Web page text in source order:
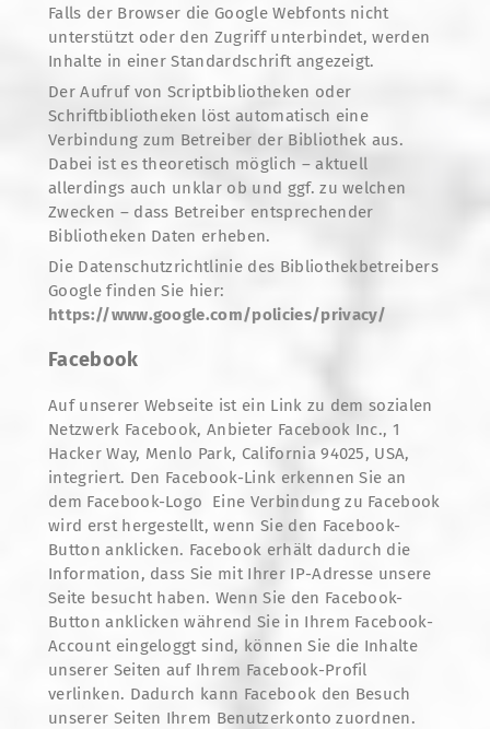
Falls der Browser die Google Webfonts nicht
unterstützt oder den Zugriff unterbindet, werden
Inhalte in einer Standardschrift angezeigt.
Der Aufruf von Scriptbibliotheken oder
Schriftbibliotheken löst automatisch eine
Verbindung zum Betreiber der Bibliothek aus.
Dabei ist es theoretisch möglich – aktuell
allerdings auch unklar ob und ggf. zu welchen
Zwecken – dass Betreiber entsprechender
Bibliotheken Daten erheben.
Die Datenschutzrichtlinie des Bibliothekbetreibers
Google finden Sie hier:
https://www.google.com/policies/privacy/
Facebook
Auf unserer Webseite ist ein Link zu dem sozialen
Netzwerk Facebook, Anbieter Facebook Inc., 1
Hacker Way, Menlo Park, California 94025, USA,
integriert. Den Facebook-Link erkennen Sie an
dem Facebook-Logo Eine Verbindung zu Facebook
wird erst hergestellt, wenn Sie den Facebook-
Button anklicken. Facebook erhält dadurch die
Information, dass Sie mit Ihrer IP-Adresse unsere
Seite besucht haben. Wenn Sie den Facebook-
Button anklicken während Sie in Ihrem Facebook-
Account eingeloggt sind, können Sie die Inhalte
unserer Seiten auf Ihrem Facebook-Profil
verlinken. Dadurch kann Facebook den Besuch
unserer Seiten Ihrem Benutzerkonto zuordnen.